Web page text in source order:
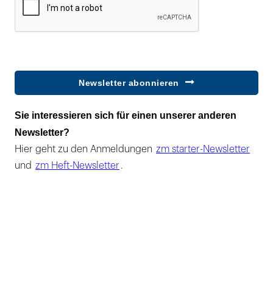
Newsletter abonnieren
Sie interessieren sich für einen unserer anderen
Newsletter?
Hier geht zu den Anmeldungen zm starter-Newsletter
und zm Heft-Newsletter .